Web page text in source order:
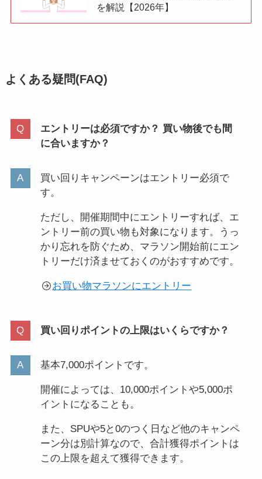
を解説【2026年】
よくある疑問(FAQ)
エントリーは必須ですか？ 買い物後でも間
に合いますか？
買い回りキャンペーンはエントリー必須で
す。
ただし、開催期間中にエントリーすれば、エ
ントリー前の買い物も対象になります。うっ
かり忘れを防ぐため、マラソン開始前にエン
トリーだけ済ませておくのがおすすめです。
お買い物マラソンにエントリー
買い回りポイントの上限はいくらですか？
基本7,000ポイントです。
開催によっては、10,000ポイントや5,000ポ
イントになることも。
また、SPUや5と0のつく日など他のキャンペ
ーン分は別計算なので、合計獲得ポイントは
この上限を超えて獲得できます。